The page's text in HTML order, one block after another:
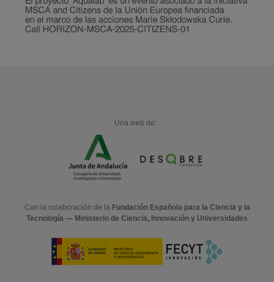
Una web de:
Con la colaboración de la Fundación Española para la Ciencia y la
Tecnología — Ministerio de Ciencia, Innovación y Universidades